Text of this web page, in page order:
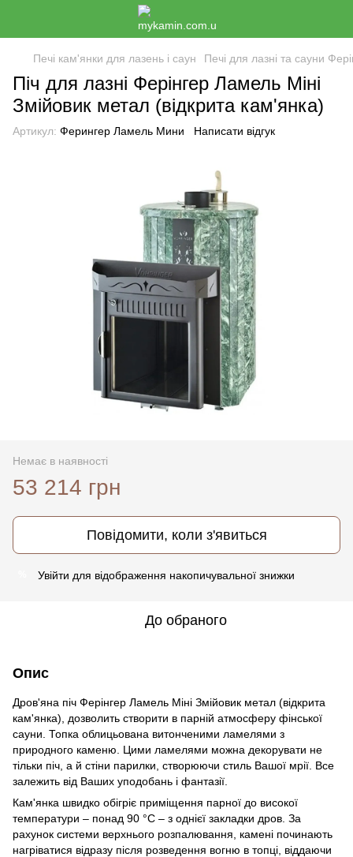
Печі кам'янки для лазень і саун Печі для лазні та сауни
Піч для лазні Ферінгер Ламель Міні
Змійовик метал (відкрита кам'янка)
Артикул: Ферингер Ламель Мини Написати відгук
Немає в наявності
53 214 грн
Повідомити, коли з'явиться
Увійти для відображення накопичувальної знижки
До обраного
Опис
Дров'яна піч Ферінгер Ламель Міні Змійовик метал (відкрита
кам'янка), дозволить створити в парній атмосферу фінської
сауни. Топка облицьована витонченими ламелями з
природного каменю. Цими ламелями можна декорувати не
тільки піч, а й стіни парилки, створюючи стиль Вашої мрії. Все
залежить від Ваших уподобань і фантазії.
Кам'янка швидко обігріє приміщення парної до високої
температури – понад 90 °С – з однієї закладки дров. За
рахунок системи верхнього розпалювання, камені починають
нагріватися відразу після розведення вогню в топці, віддаючи